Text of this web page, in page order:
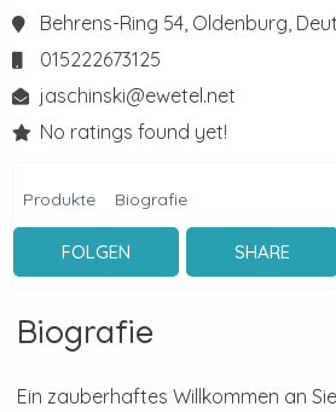
Behrens-Ring 54, Oldenburg,
015222673125
jaschinski@ewetel.net
No ratings found yet!
Produkte Biografie
FOLGEN SHARE
Biografie
Ein zauberhaftes Willkommen an